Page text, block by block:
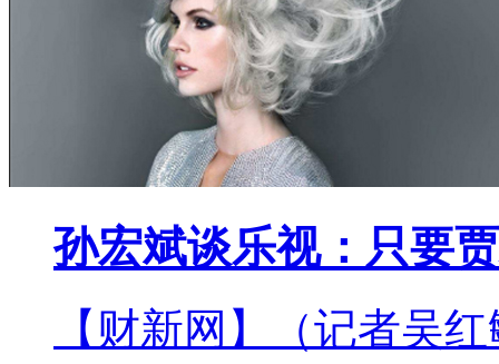
孙宏斌谈乐视：只要
【财新网】（记者吴